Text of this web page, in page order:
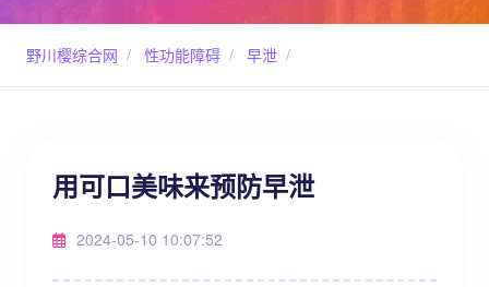
野川樱综合网 / 性功能障碍 / 早泄 /
用可口美味来预防早泄
2024-05-10 10:07:52